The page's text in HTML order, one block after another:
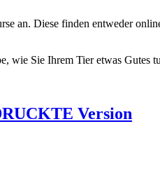
an. Diese finden entweder
Sie Ihrem Tier etwas Gutes
Version